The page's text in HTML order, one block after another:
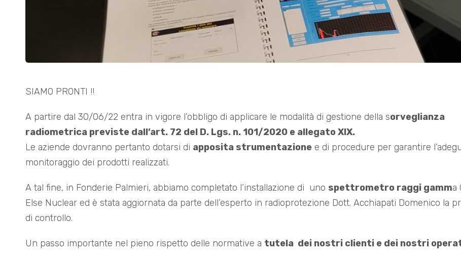
SIAMO PRONTI !!
A partire dal 30/06/22 entra in vigore l’obbligo di applicare le modalità di gestione della sorveglianza
radiometrica previste dall’art. 72 del D. Lgs. n. 101/2020 e allegato XIX.
Le aziende dovranno pertanto dotarsi di apposita strumentazione e di procedure per garantire
monitoraggio dei prodotti realizzati.
A tal fine, in Fonderie Palmieri, abbiamo completato l’installazione di uno spettrometro raggi gamma
Else Nuclear ed è stata aggiornata da parte dell’esperto in radioprotezione Dott. Acchiapati Domenico la
di controllo.
Un passo importante nel pieno rispetto delle normative a tutela dei nostri clienti e dei nostri